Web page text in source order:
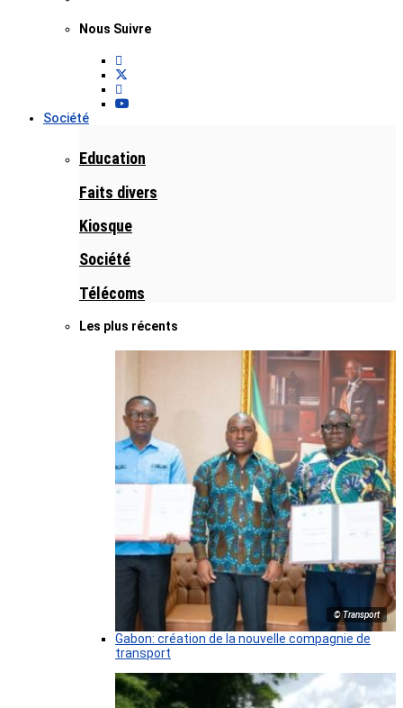
Nous Suivre
Société
Education
Faits divers
Kiosque
Société
Télécoms
Les plus récents
© Transport
Gabon: création de la nouvelle compagnie de
transport